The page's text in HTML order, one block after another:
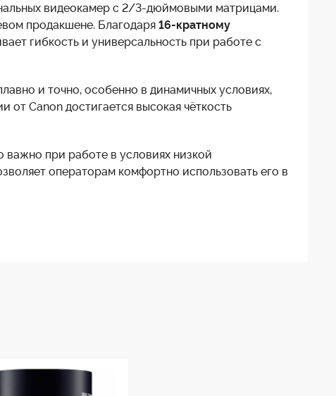
видеокамер с 2/3-дюймовыми матрицами.
продакшене. Благодаря 16-кратному
гибкость и универсальность при работе с
и точно, особенно в динамичных условиях,
Canon достигается высокая чёткость
важно при работе в условиях низкой
операторам комфортно использовать его в
качество изображения.